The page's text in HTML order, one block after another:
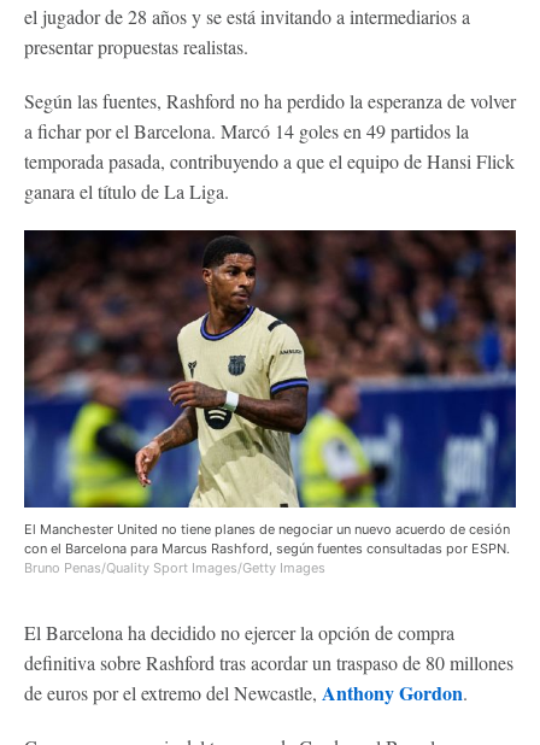
el jugador de 28 años y se está invitando a intermediarios a
presentar propuestas realistas.
Según las fuentes, Rashford no ha perdido la esperanza de volver
a fichar por el Barcelona. Marcó 14 goles en 49 partidos la
temporada pasada, contribuyendo a que el equipo de Hansi Flick
ganara el título de La Liga.
El Manchester United no tiene planes de negociar un nuevo acuerdo de cesión
con el Barcelona para Marcus Rashford, según fuentes consultadas por ESPN.
Bruno Penas/Quality Sport Images/Getty Images
El Barcelona ha decidido no ejercer la opción de compra
definitiva sobre Rashford tras acordar un traspaso de 80 millones
de euros por el extremo del Newcastle, Anthony Gordon.